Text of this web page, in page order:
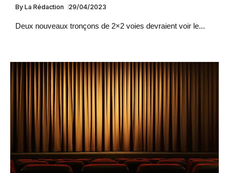
By La Rédaction 29/04/2023
Deux nouveaux tronçons de 2×2 voies devraient voir le...